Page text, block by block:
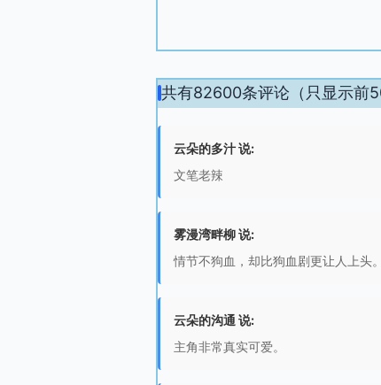
共有82600条评论（只显示前
云朵的多汁 说:
文笔老辣
雾漫湾畔柳 说:
情节不狗血，却比狗血剧更让人上头。
云朵的沟通 说:
主角非常真实可爱。